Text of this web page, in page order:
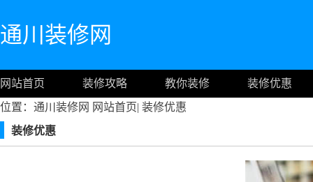
通川装修网
网站首页 装修攻略 教你装修
装修优惠
位置：通川装修网 网站首页| 装修优惠
装修优惠